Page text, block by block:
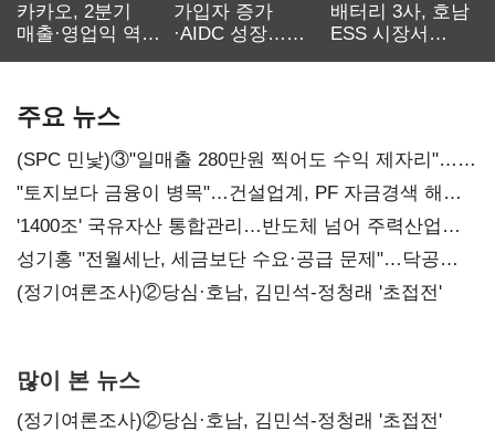
카카오, 2분기
매출·영업익 역대
가입자 증가
·AIDC 성장…
배터리 3사, 호남
ESS 시장서
주요 뉴스
(SPC 민낯)③"일매출 280만원 찍어도 수익 제자리"…
점주 울리는 '상시 할인'
"토지보다 금융이 병목"…건설업계, PF 자금경색 해소
목소리
'1400조' 국유자산 통합관리…반도체 넘어 주력산업
구조혁신
성기홍 "전월세난, 세금보단 수요·공급 문제"…닥공
시사
(정기여론조사)②당심·호남, 김민석-정청래 '초접전'
많이 본 뉴스
(정기여론조사)②당심·호남, 김민석-정청래 '초접전'